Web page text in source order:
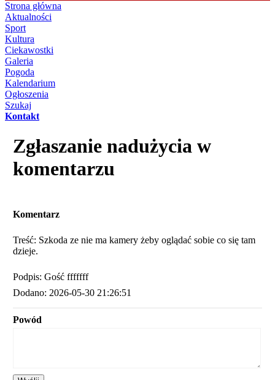
Strona główna
Aktualności
Sport
Kultura
Ciekawostki
Galeria
Pogoda
Kalendarium
Ogłoszenia
Szukaj
Kontakt
Zgłaszanie nadużycia w
komentarzu
Komentarz
Treść: Szkoda ze nie ma kamery żeby oglądać sobie co się tam
dzieje.
Podpis: Gość fffffff
Dodano: 2026-05-30 21:26:51
Powód